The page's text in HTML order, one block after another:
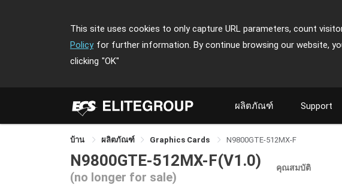
This site uses cookies to only capture URL parameters, count
Policy for further information. By continue browsing our website,
clicking "OK"
ผลิตภัณฑ์ Support
บ้าน ผลิตภัณฑ์ Graphics Cards N9800GTE-512MX-F
N9800GTE-512MX-F(V1.0)
(no longer for sale)
คุณสมบัติ